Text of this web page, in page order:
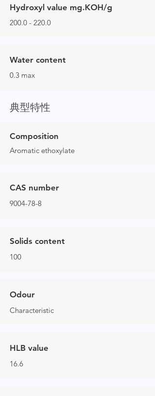
Hydroxyl value mg.KOH/g
200.0 - 220.0
Water content
0.3 max
典型特性
Composition
Aromatic ethoxylate
CAS number
9004-78-8
Solids content
100
Odour
Characteristic
HLB value
16.6